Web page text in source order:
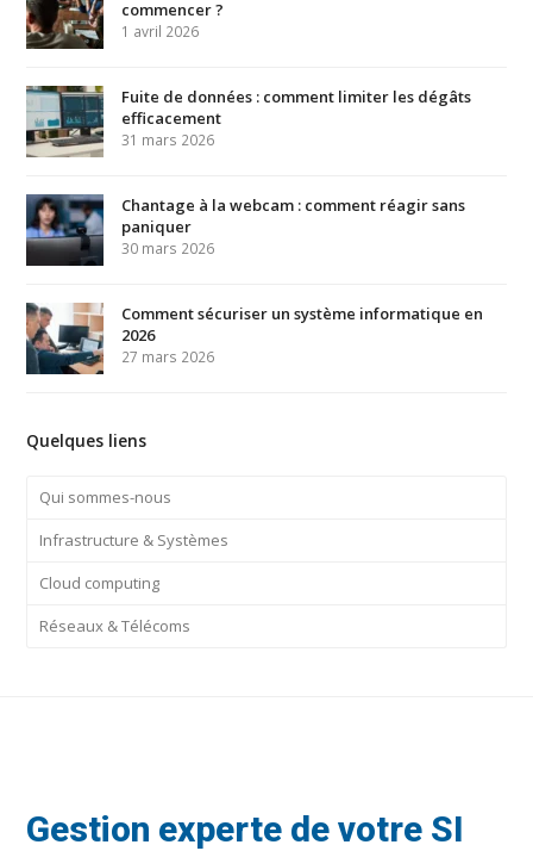
commencer ?
1 avril 2026
Fuite de données : comment limiter les dégâts
efficacement
31 mars 2026
Chantage à la webcam : comment réagir sans
paniquer
30 mars 2026
Comment sécuriser un système informatique en
2026
27 mars 2026
Quelques liens
Qui sommes-nous
Infrastructure & Systèmes
Cloud computing
Réseaux & Télécoms
Gestion experte de votre SI